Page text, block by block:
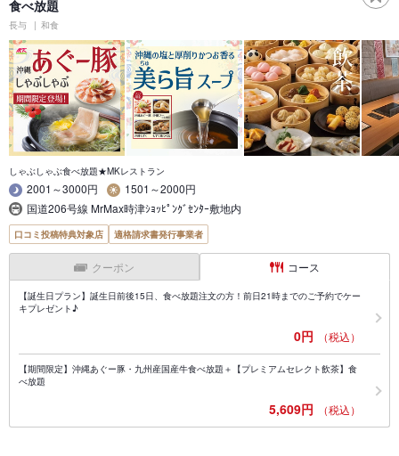
食べ放題
長与 和食
しゃぶしゃぶ食べ放題★MKレストラン
2001～3000円
1501～2000円
国道206号線 MrMax時津ｼｮｯﾋﾟﾝｸﾞｾﾝﾀｰ敷地内
口コミ投稿特典対象店 適格請求書発行事業者
クーポン コース
【誕生日プラン】誕生日前後15日、食べ放題注文の方！前日21時までのご予約でケー
キプレゼント♪
0円 （税込）
【期間限定】沖縄あぐー豚・九州産国産牛食べ放題＋【プレミアムセレクト飲茶】食
べ放題
5,609円 （税込）